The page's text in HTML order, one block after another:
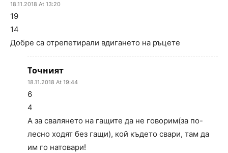
18.11.2018 At 13:20
19
14
Добре са отрепетирали вдигането на ръцете
Точният
18.11.2018 At 19:44
6
4
А за свалянето на гащите да не говорим(за по-
лесно ходят без гащи), кой където свари, там да
им го натовари!